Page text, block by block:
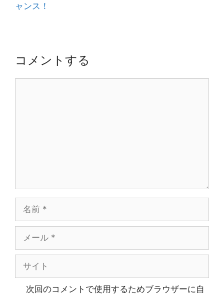
ゲ
ン
ャンス！
コメントする
ル
次回のコメントで使用するためブラウザーに自